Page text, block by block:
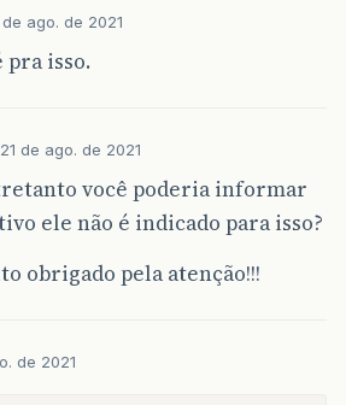
de ago. de 2021
pra isso.
21 de ago. de 2021
você poderia informar
ele não é indicado para isso?
obrigado pela atenção!!!
de 2021